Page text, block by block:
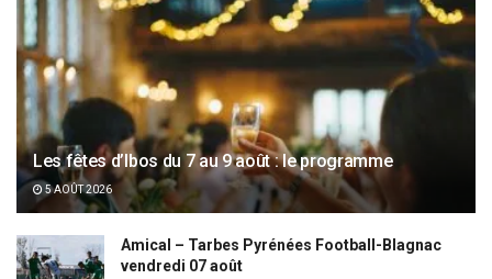
Les fêtes d’Ibos du 7 au 9 août : le programme
5 AOÛT 2026
Amical – Tarbes Pyrénées Football-Blagnac
vendredi 07 août